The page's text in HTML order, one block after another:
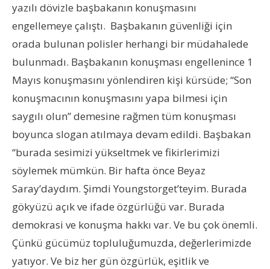
yazılı dövizle başbakanın konuşmasını
engellemeye çalıştı. Başbakanın güvenliği için
orada bulunan polisler herhangi bir müdahalede
bulunmadı. Başbakanın konuşması engellenince 1
Mayıs konuşmasını yönlendiren kişi kürsüde; “Son
konuşmacının konuşmasını yapa bilmesi için
saygılı olun” demesine rağmen tüm konuşması
boyunca slogan atılmaya devam edildi. Başbakan
“burada sesimizi yükseltmek ve fikirlerimizi
söylemek mümkün. Bir hafta önce Beyaz
Saray’daydım. Şimdi Youngstorget’teyim. Burada
gökyüzü açık ve ifade özgürlüğü var. Burada
demokrasi ve konuşma hakkı var. Ve bu çok önemli.
Çünkü gücümüz topluluğumuzda, değerlerimizde
yatıyor. Ve biz her gün özgürlük, eşitlik ve